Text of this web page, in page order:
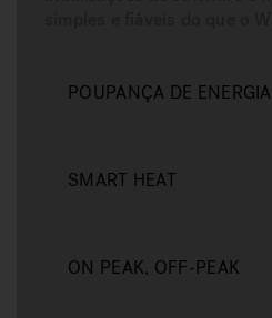
POUPANÇA DE ENERGIA
SMART HEAT
ON PEAK, OFF-PEAK